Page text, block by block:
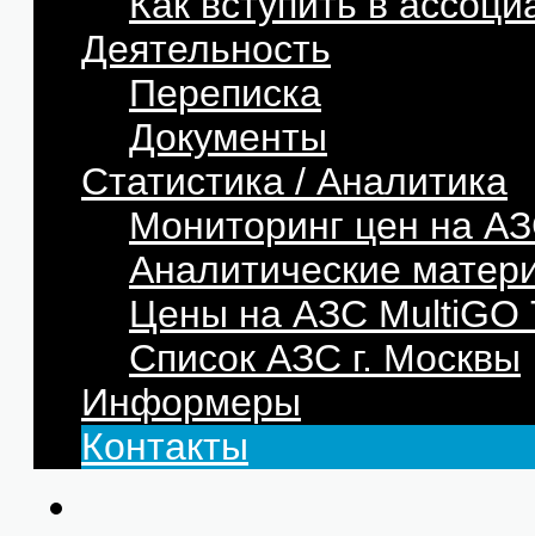
Деятельность
Переписка
Документы
Статистика / Аналитика
Мониторинг цен на
Аналитические
Цены на АЗС
Список АЗС г. Москвы
Информеры
Контакты